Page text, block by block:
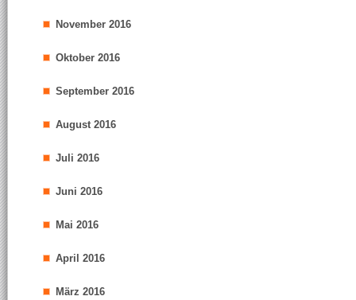
November 2016
Oktober 2016
September 2016
August 2016
Juli 2016
Juni 2016
Mai 2016
April 2016
März 2016